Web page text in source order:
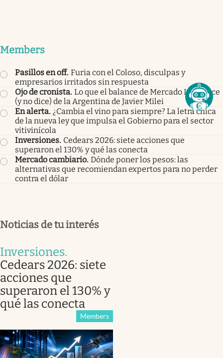
Members
Pasillos en off. Furia con el Coloso, disculpas y
empresarios irritados sin respuesta
Ojo de cronista. Lo que el balance de Mercado Libre dice
(y no dice) de la Argentina de Javier Milei
En alerta. ¿Cambia el vino para siempre? La letra chica
de la nueva ley que impulsa el Gobierno para el sector
vitivinícola
Inversiones. Cedears 2026: siete acciones que
superaron el 130% y qué las conecta
Mercado cambiario. Dónde poner los pesos: las
alternativas que recomiendan expertos para no perder
contra el dólar
Noticias de tu interés
Inversiones.
Cedears 2026: siete
acciones que
superaron el 130% y
qué las conecta
Members